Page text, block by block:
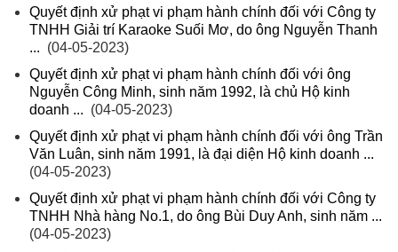
Quyết định xử phạt vi phạm hành chính đối với Công ty
TNHH Giải trí Karaoke Suối Mơ, do ông Nguyễn Thanh
... (04-05-2023)
Quyết định xử phạt vi phạm hành chính đối với ông
Nguyễn Công Minh, sinh năm 1992, là chủ Hộ kinh
doanh ... (04-05-2023)
Quyết định xử phạt vi phạm hành chính đối với ông Trần
Văn Luân, sinh năm 1991, là đại diện Hộ kinh doanh ...
(04-05-2023)
Quyết định xử phạt vi phạm hành chính đối với Công ty
TNHH Nhà hàng No.1, do ông Bùi Duy Anh, sinh năm ...
(04-05-2023)